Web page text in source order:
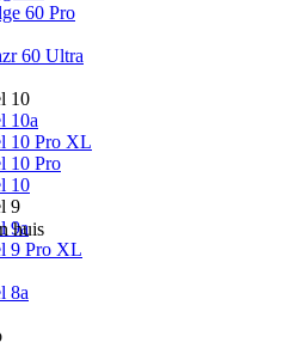
60 Pro
60 Ultra
10
10a
10 Pro XL
10 Pro
10
9
9a
9 Pro XL
8a
huis